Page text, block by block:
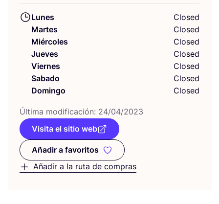
Lunes
Closed
Martes
Closed
Miércoles
Closed
Jueves
Closed
Viernes
Closed
Sabado
Closed
Domingo
Closed
Últi­ma modi­fi­ca­ción: 24/04/2023
Visita el sitio web
Añadir a favoritos
Añadir a favoritos
Añadir a la ruta de compras